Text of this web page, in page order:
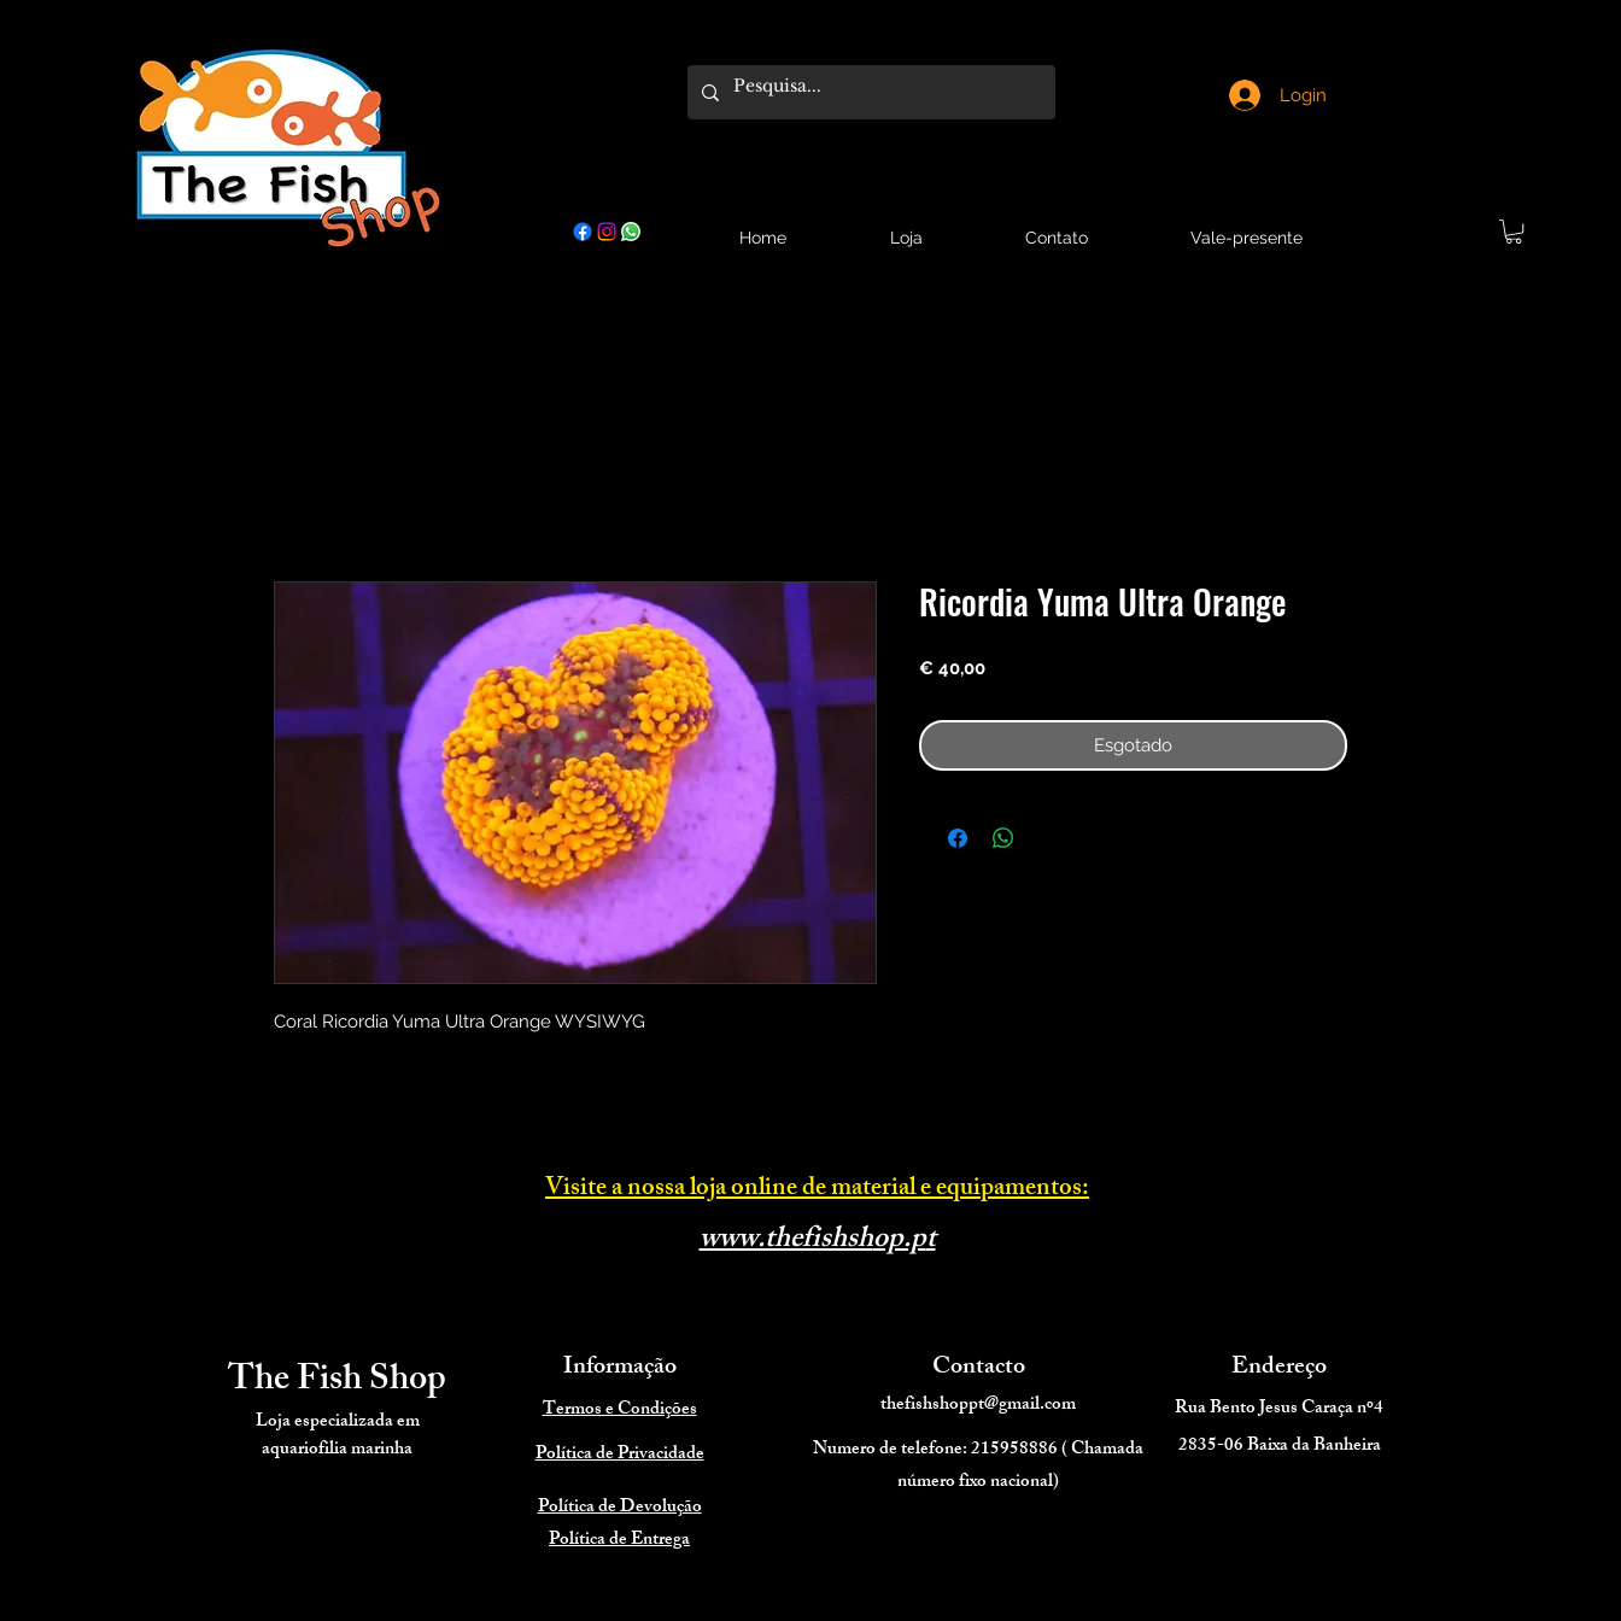
Login
Home Loja Contato Vale-presente
Coral Ricordia Yuma Ultra Orange WYSIWYG
Ricordia Yuma Ultra Orange
€ 40,00Preço
Esgotado
Visite a nossa loja online de material e equipamentos:
www.thefishshop.pt
The Fish Shop
Loja especializada em
aquariofiliamarinha
Informação
Termos e Condições
Política de Privacidade
Política de Devolução
Contacto Endereço
thefishshoppt@gmail.com
Numero de telefone: 215958886 ( Chamada
número fixo nacional)
Rua Bento Jesus Caraça nº4
2835-06 Baixa da Banheira
Política de Entrega